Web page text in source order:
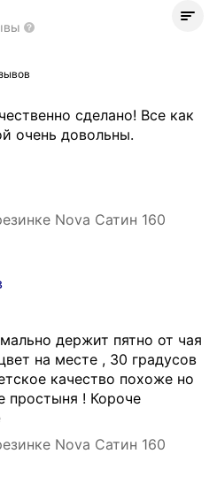
сделано! Все как
очень довольны.
Nova Сатин 160
держит пятно от чая
на месте , 30 градусов
качество похоже но
простыня ! Короче
Nova Сатин 160